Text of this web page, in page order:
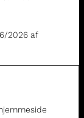
2026 af